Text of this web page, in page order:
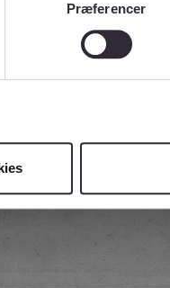
Præferencer